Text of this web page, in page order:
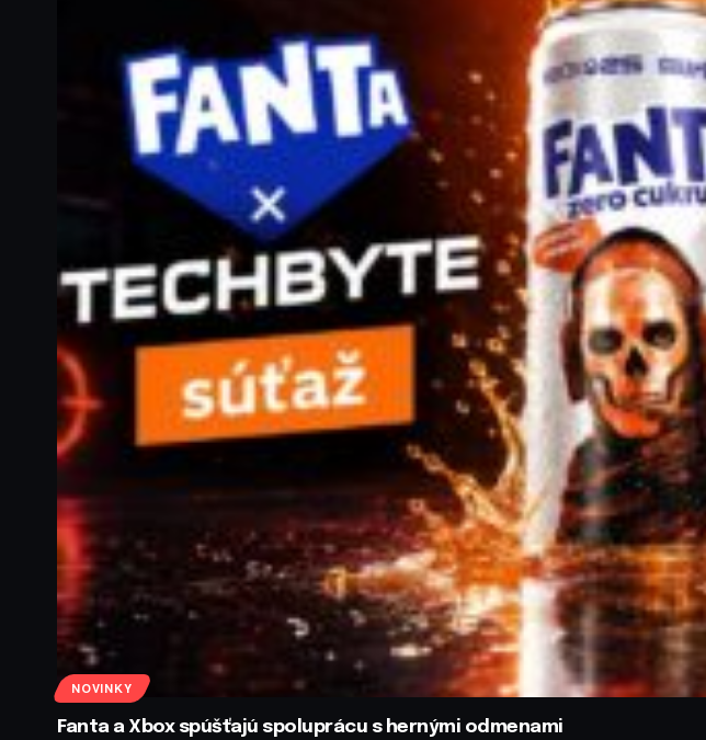
NOVINKY
Fanta a Xbox spúšťajú spoluprácu s hernými odmenami